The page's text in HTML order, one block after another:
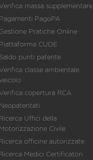
Verifica massa supplementare
Pagamenti PagoPA
Gestione Pratiche Online
Piattaforma CUDE
Saldo punti patente
Verifica classe ambientale
veicolo
Verifica copertura RCA
Neopatentati
Ricerca Uffici della
Motorizzazione Civile
Ricerca officine autorizzate
Ricerca Medici Certificatori